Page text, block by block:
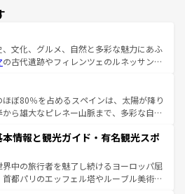
、文化、グルメ、自然と多彩な魅力にあふ
の古代遺跡やフィレンツェのルネッサンス
の美しい田園風景やアマルフィ海岸の絶
も見逃せない。観光の合間には、本場の
、絶品のイタリア料理を堪能することも
リアで、忘れられない旅をしてみよう！
リア情報は
ぼ80％を占めるスペインは、太陽が降り
ら雄大なピレネー山脈まで、多彩な自然
国では、情熱的なフラメンコ、熱気あふ
美味しいタパスが生活の一部となってい
ドの洗練された雰囲気や、バルセロナの
角から、地方では古代ローマ遺跡や中世
情報と観光ガイド・有名観光スポ
界中の旅行者を魅了し続けるヨーロッパ屈
都パリのエッフェル塔やルーブル美術館